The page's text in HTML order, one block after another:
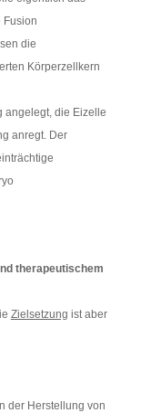
Fusion
die
Körperzellkern
angelegt, die Eizelle
anregt. Der
therapeutischem
Zielsetzung ist aber
der Herstellung von